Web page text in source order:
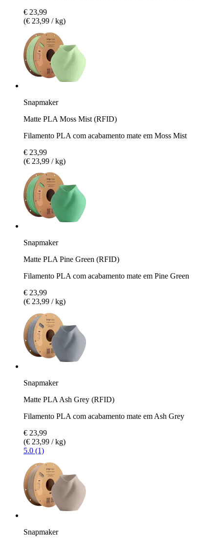
€ 23,99
(€ 23,99 / kg)
Snapmaker
Matte PLA Moss Mist (RFID)
Filamento PLA com acabamento mate em Moss Mist
€ 23,99
(€ 23,99 / kg)
Snapmaker
Matte PLA Pine Green (RFID)
Filamento PLA com acabamento mate em Pine Green
€ 23,99
(€ 23,99 / kg)
Snapmaker
Matte PLA Ash Grey (RFID)
Filamento PLA com acabamento mate em Ash Grey
€ 23,99
(€ 23,99 / kg)
5.0 (1)
Snapmaker